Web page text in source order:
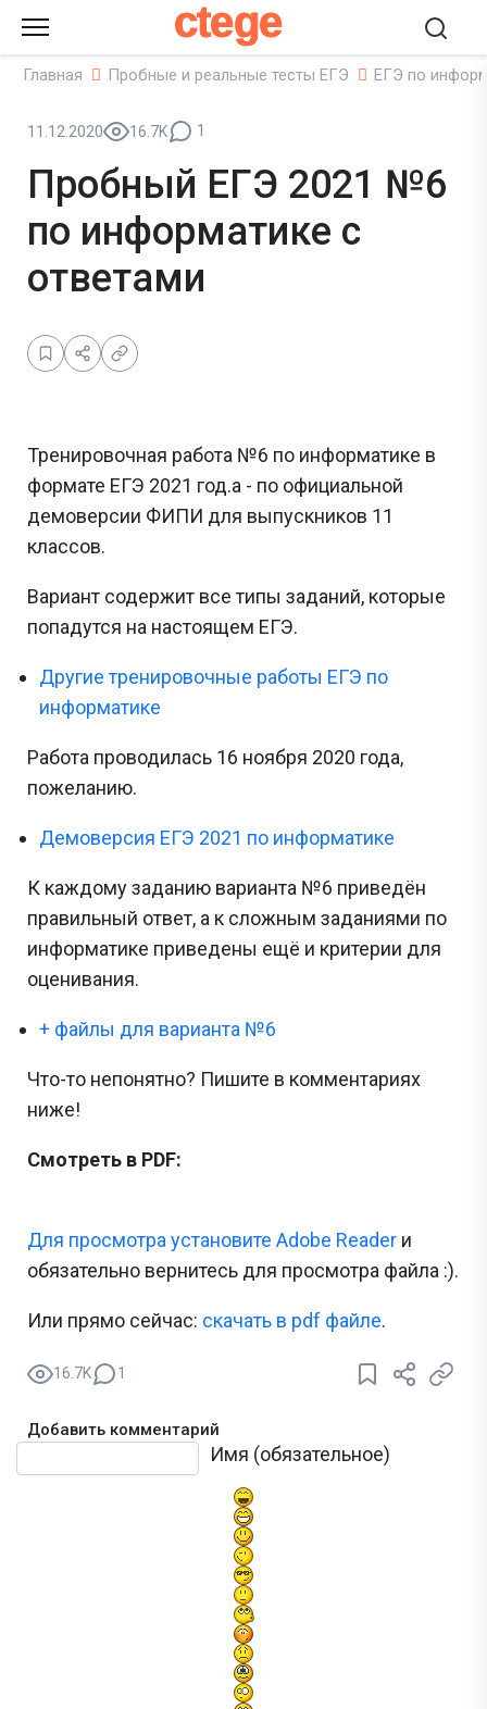
ctege
Главная Пробные и реальные тесты ЕГЭ ЕГЭ по
11.12.2020 16.7K 1
Пробный ЕГЭ 2021 №6
по информатике с
ответами
Тренировочная работа №6 по информатике в
формате ЕГЭ 2021 год.а - по официальной
демоверсии ФИПИ для выпускников 11
классов.
Вариант содержит все типы заданий, которые
попадутся на настоящем ЕГЭ.
Другие тренировочные работы ЕГЭ по
информатике
Работа проводилась 16 ноября 2020 года,
пожеланию.
Демоверсия ЕГЭ 2021 по информатике
К каждому заданию варианта №6 приведён
правильный ответ, а к сложным заданиями по
информатике приведены ещё и критерии для
оценивания.
+ файлы для варианта №6
Что-то непонятно? Пишите в комментариях
ниже!
Смотреть в PDF:
Для просмотра установите Adobe Reader и
обязательно вернитесь для просмотра файла :).
Или прямо сейчас: cкачать в pdf файле.
16.7K 1
Добавить комментарий
Имя (обязательное)